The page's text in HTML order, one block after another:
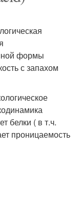
формы
с запахом
белки ( в т.ч.
проницаемость